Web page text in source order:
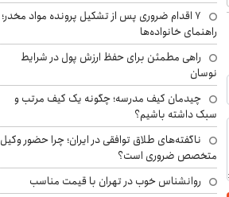
۷ اقدام ضروری پس از تشکیل پرونده مواد مخدر؛
راهنمای خانواده‌ها
راهی مطمئن برای حفظ ارزش پول در شرایط
نوسان
چیدمان کیف مدرسه؛ چگونه یک کیف مرتب و
سبک داشته باشیم؟
ناگفته‌های طلاق توافقی در ایران؛ چرا حضور وکیل
متخصص ضروری است؟
روانشناس خوب در تهران با قیمت مناسب